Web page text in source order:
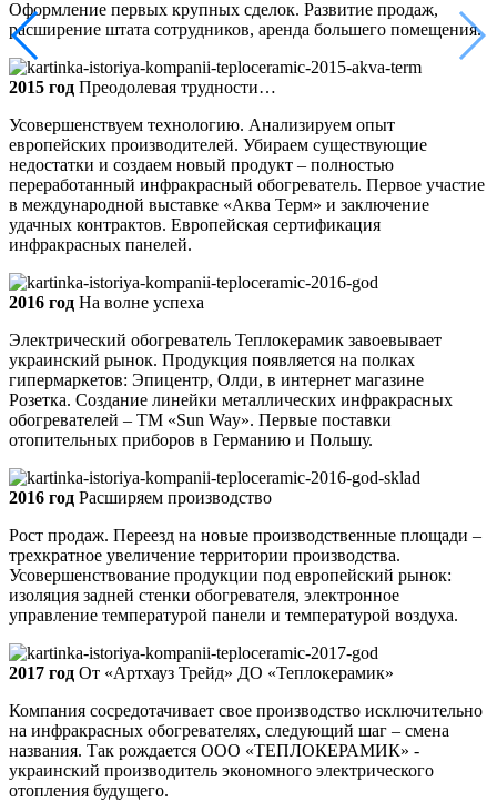
Оформление первых крупных сделок. Развитие продаж,
расширение штата сотрудников, аренда большего помещения.
2015 год Преодолевая трудности…
Усовершенствуем технологию. Анализируем опыт
европейских производителей. Убираем существующие
недостатки и создаем новый продукт – полностью
переработанный инфракрасный обогреватель. Первое участие
в международной выставке «Аква Терм» и заключение
удачных контрактов. Европейская сертификация
инфракрасных панелей.
2016 год На волне успеха
Электрический обогреватель Теплокерамик завоевывает
украинский рынок. Продукция появляется на полках
гипермаркетов: Эпицентр, Олди, в интернет магазине
Розетка. Создание линейки металлических инфракрасных
обогревателей – ТМ «Sun Way». Первые поставки
отопительных приборов в Германию и Польшу.
2016 год Расширяем производство
Рост продаж. Переезд на новые производственные площади –
трехкратное увеличение территории производства.
Усовершенствование продукции под европейский рынок:
изоляция задней стенки обогревателя, электронное
управление температурой панели и температурой воздуха.
2017 год От «Артхауз Трейд» ДО «Теплокерамик»
Компания сосредотачивает свое производство исключительно
на инфракрасных обогревателях, следующий шаг – смена
названия. Так рождается ООО «ТЕПЛОКЕРАМИК» -
украинский производитель экономного электрического
отопления будущего.